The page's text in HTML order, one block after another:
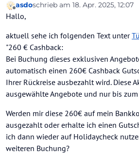
Offline
asdoschrieb am 18. Apr. 2025, 12:07
zuletzt editiert von Günter/
Hallo,
aktuell sehe ich folgenden Text unter
"260 € Cashback:
Bei Buchung dieses exklusiven
automatisch einen 260€ Cashback
Ihrer Rückreise ausbezahlt wird. Diese
ausgewählte Angebote und nur bis
Werden mir diese 260€ auf mein
ausgezahlt oder erhalte ich einen
ich dann wieder auf Holidaycheck
weiteren Buchung?